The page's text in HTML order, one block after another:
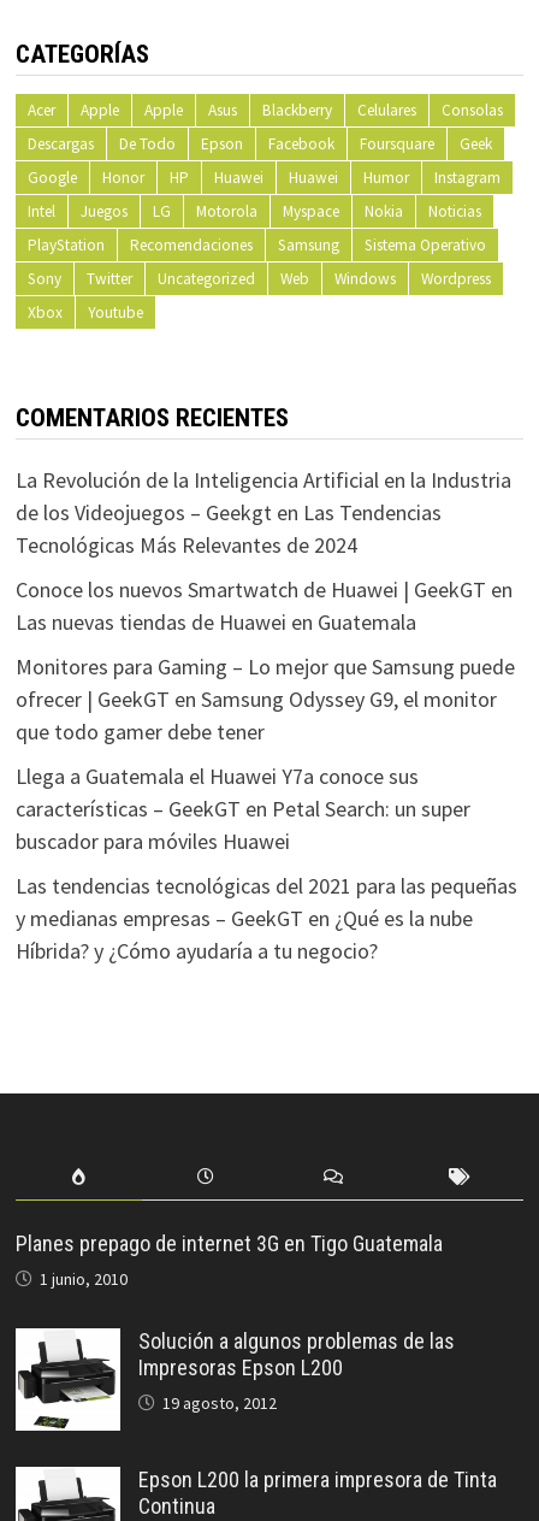
CATEGORÍAS
Acer Apple Apple Asus Blackberry Celulares
Consolas
Descargas
De Todo Epson Facebook Foursquare
Geek
Google
Honor HP Huawei Huawei Humor
Instagram
Intel
Juegos LG Motorola Myspace Nokia
Noticias
PlayStation
Recomendaciones Samsung
Sistema Operativo
Sony
Twitter Uncategorized Web Windows
Wordpress
Xbox
Youtube
COMENTARIOS RECIENTES
La Revolución de la Inteligencia Artificial en la Industria
de los Videojuegos – Geekgten Las Tendencias
Tecnológicas Más Relevantes de 2024
Conoce los nuevos Smartwatch de Huawei | GeekGT en
Las nuevas tiendas de Huawei en Guatemala
Monitores para Gaming – Lo mejor que Samsung puede
ofrecer | GeekGT en Samsung Odyssey G9, el monitor
que todo gamer debe tener
Llega a Guatemala el Huawei Y7a conoce sus
características – GeekGT en Petal Search: un super
buscador para móviles Huawei
Las tendencias tecnológicas del 2021 para las pequeñas
y medianas empresas – GeekGT en ¿Qué es la nube
Híbrida? y ¿Cómo ayudaría a tu negocio?
Planes prepago de internet 3G en Tigo Guatemala
1 junio, 2010
Solución a algunos problemas de las
Impresoras Epson L200
19 agosto, 2012
Epson L200 la primera impresora de Tinta
Continua